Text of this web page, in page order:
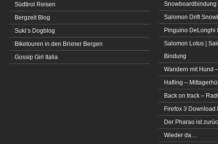
Südtirol Reisen
Bergzeit Blog
Suki’s Dogblog
Biketouren in den Brixner Bergen
Gossip Girl Italia
Snowboardbindung
Salomon Drift
Pinguino DeLonghi
Salomon Lotus |
Bindung
Wandern mit Hund
Hafling –
Back on track –
Firefox 3 Download
Der Pharao ist
Wieder da…